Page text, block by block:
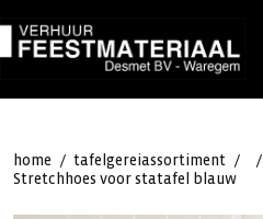
home / tafelgereiassortiment / /
Stretchhoes voor statafel blauw